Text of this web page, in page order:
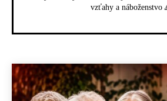
vzťahy a náboženstvo